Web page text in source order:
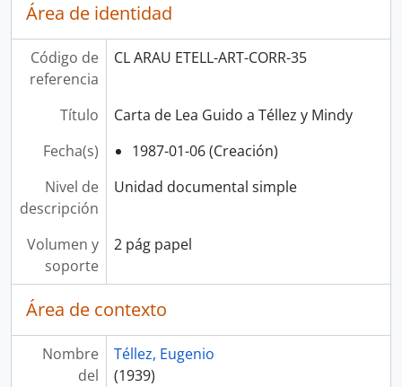
Área de identidad
Código de
referencia
CL ARAU ETELL-ART-CORR-35
Título
Carta de Lea Guido a Téllez y Mindy
Fecha(s)
1987-01-06 (Creación)
Nivel de
descripción
Unidad documental simple
Volumen y
soporte
2 pág papel
Área de contexto
Nombre
del
Téllez, Eugenio
(1939)